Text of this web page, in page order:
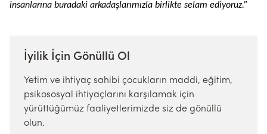
İyilik İçin Gönüllü Ol
Yetim ve ihtiyaç sahibi çocukların maddi, eğitim,
psikososyal ihtiyaçlarını karşılamak için
yürüttüğümüz faaliyetlerimizde siz de gönüllü
olun.
insanlarına buradaki arkadaşlarımızla birlikte selam ediyoruz.”